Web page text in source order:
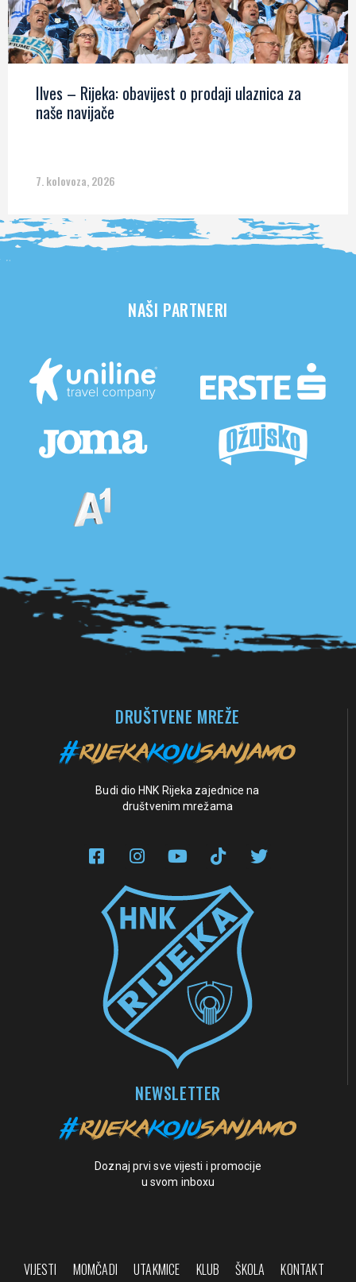
Ilves – Rijeka: obavijest o prodaji ulaznica za
naše navijače
7. kolovoza, 2026
NAŠI PARTNERI
DRUŠTVENE MREŽE
Budi dio HNK Rijeka zajednice na
društvenim mrežama
NEWSLETTER
Doznaj prvi sve vijesti i promocije
u svom inboxu
VIJESTI MOMČADI UTAKMICE KLUB ŠKOLA KONTAKT